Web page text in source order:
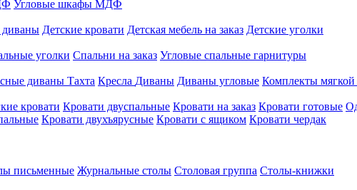
Угловые шкафы МДФ
диваны Детские кровати Детская мебель на заказ Детские уголки
уголки Спальни на заказ Угловые спальные гарнитуры
диваны Тахта Кресла Диваны Диваны угловые Комплекты мягкой
кровати Кровати двуспальные Кровати на заказ Кровати готовые
Кровати двухъярусные Кровати с ящиком Кровати чердак
письменные Журнальные столы Столовая группа Столы-книжки